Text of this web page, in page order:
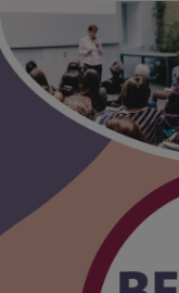
g
a
o